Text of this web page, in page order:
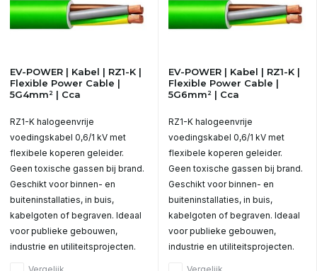
EV-POWER | Kabel | RZ1-K |
Flexible Power Cable |
5G4mm² | Cca
RZ1-K halogeenvrije
voedingskabel 0,6/1 kV met
flexibele koperen geleider.
Geen toxische gassen bij brand.
Geschikt voor binnen- en
buiteninstallaties, in buis,
kabelgoten of begraven. Ideaal
voor publieke gebouwen,
industrie en utiliteitsprojecten.
EV-POWER | Kabel | RZ1-K |
Flexible Power Cable |
5G6mm² | Cca
RZ1-K halogeenvrije
voedingskabel 0,6/1 kV met
flexibele koperen geleider.
Geen toxische gassen bij brand.
Geschikt voor binnen- en
buiteninstallaties, in buis,
kabelgoten of begraven. Ideaal
voor publieke gebouwen,
industrie en utiliteitsprojecten.